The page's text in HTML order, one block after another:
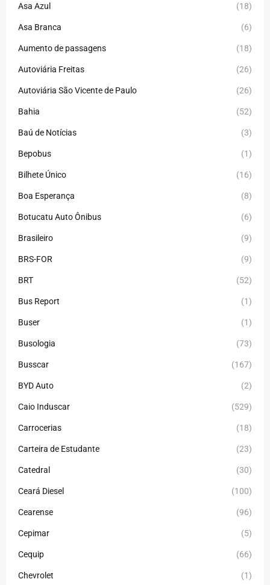
Asa Azul (18)
Asa Branca (6)
Aumento de passagens (18)
Autoviária Freitas (26)
Autoviária São Vicente de Paulo (26)
Bahia (52)
Baú de Notícias (3)
Bepobus (1)
Bilhete Único (16)
Boa Esperança (8)
Botucatu Auto Ônibus (6)
Brasileiro (9)
BRS-FOR (9)
BRT (52)
Bus Report (1)
Buser (1)
Busologia (73)
Busscar (167)
BYD Auto (2)
Caio Induscar (529)
Carrocerias (18)
Carteira de Estudante (23)
Catedral (30)
Ceará Diesel (100)
Cearense (96)
Cepimar (5)
Cequip (66)
Chevrolet (1)